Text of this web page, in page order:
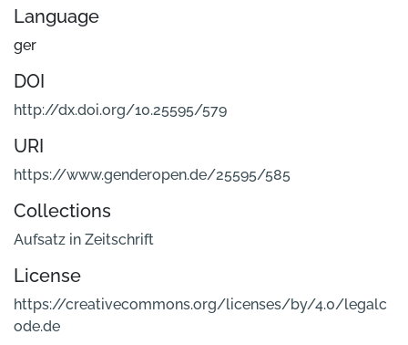
Language
ger
DOI
http://dx.doi.org/10.25595/579
URI
https://www.genderopen.de/25595/585
Collections
Aufsatz in Zeitschrift
License
https://creativecommons.org/licenses/by/4.0/legalc
ode.de